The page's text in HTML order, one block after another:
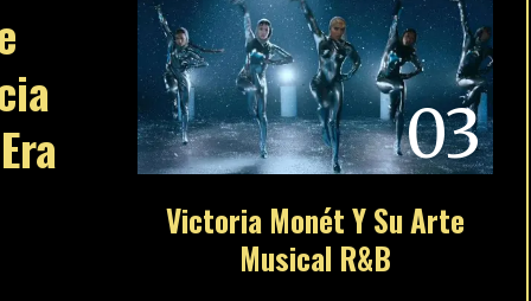
03
Victoria Monét Y Su Arte
Musical R&B